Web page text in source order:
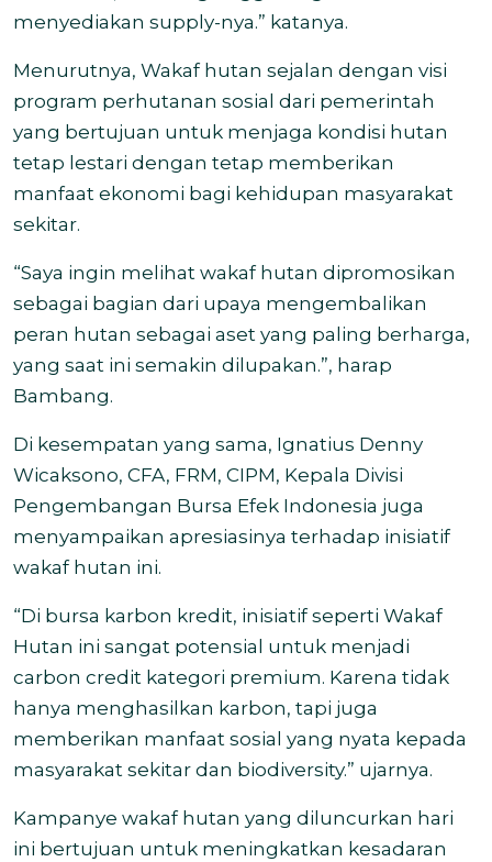
menyediakan supply-nya.” katanya.
Menurutnya, Wakaf hutan sejalan dengan visi
program perhutanan sosial dari pemerintah
yang bertujuan untuk menjaga kondisi hutan
tetap lestari dengan tetap memberikan
manfaat ekonomi bagi kehidupan masyarakat
sekitar.
“Saya ingin melihat wakaf hutan dipromosikan
sebagai bagian dari upaya mengembalikan
peran hutan sebagai aset yang paling berharga,
yang saat ini semakin dilupakan.”, harap
Bambang.
Di kesempatan yang sama, Ignatius Denny
Wicaksono, CFA, FRM, CIPM, Kepala Divisi
Pengembangan Bursa Efek Indonesia juga
menyampaikan apresiasinya terhadap inisiatif
wakaf hutan ini.
“Di bursa karbon kredit, inisiatif seperti Wakaf
Hutan ini sangat potensial untuk menjadi
carbon credit kategori premium. Karena tidak
hanya menghasilkan karbon, tapi juga
memberikan manfaat sosial yang nyata kepada
masyarakat sekitar dan biodiversity.” ujarnya.
Kampanye wakaf hutan yang diluncurkan hari
ini bertujuan untuk meningkatkan kesadaran